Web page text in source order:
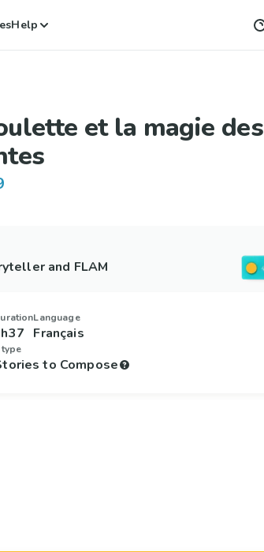
Help
et la magie des
and FLAM
Language
Français
to Compose